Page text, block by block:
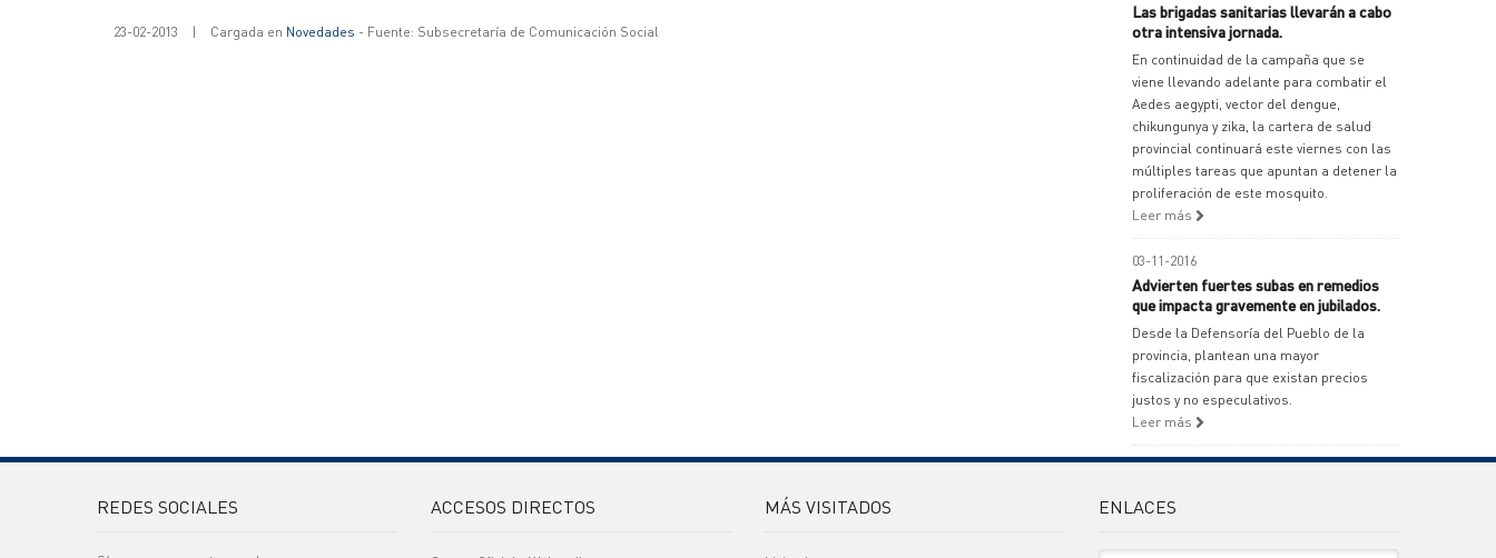
23-02-2013 | Cargada en Novedades - Fuente: Subsecretaría de Comunicación Social
Las brigadas sanitarias llevarán a cabo
otra intensiva jornada.
En continuidad de la campaña que se
viene llevando adelante para combatir el
Aedes aegypti, vector del dengue,
chikungunya y zika, la cartera de salud
provincial continuará este viernes con las
múltiples tareas que apuntan a detener la
proliferación de este mosquito.
Leer más
03-11-2016
Advierten fuertes subas en remedios
que impacta gravemente en jubilados.
Desde la Defensoría del Pueblo de la
provincia, plantean una mayor
fiscalización para que existan precios
justos y no especulativos.
Leer más
REDES SOCIALES ACCESOS DIRECTOS MÁS VISITADOS ENLACES